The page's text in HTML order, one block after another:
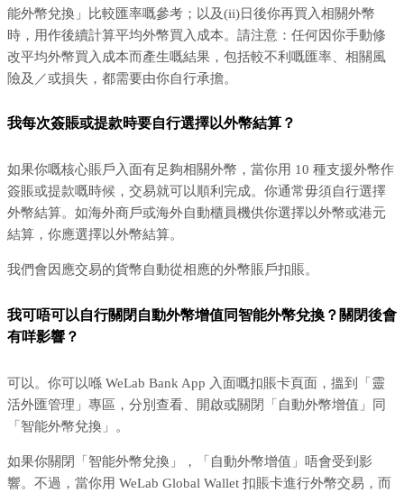
能外幣兌換」比較匯率嘅參考；以及(ii)日後你再買入相關外幣
時，用作後續計算平均外幣買入成本。請注意：任何因你手動修
改平均外幣買入成本而產生嘅結果，包括較不利嘅匯率、相關風
險及／或損失，都需要由你自行承擔。
我每次簽賬或提款時要自行選擇以外幣結算？
如果你嘅核心賬戶入面有足夠相關外幣，當你用 10 種支援外幣作
簽賬或提款嘅時候，交易就可以順利完成。你通常毋須自行選擇
外幣結算。如海外商戶或海外自動櫃員機供你選擇以外幣或港元
結算，你應選擇以外幣結算。
我們會因應交易的貨幣自動從相應的外幣賬戶扣賬。
我可唔可以自行關閉自動外幣增值同智能外幣兌換？關閉後會
有咩影響？
可以。你可以喺 WeLab Bank App 入面嘅扣賬卡頁面，搵到「靈
活外匯管理」專區，分別查看、開啟或關閉「自動外幣增值」同
「智能外幣兌換」。
如果你關閉「智能外幣兌換」，「自動外幣增值」唔會受到影
響。不過，當你用 WeLab Global Wallet 扣賬卡進行外幣交易，而